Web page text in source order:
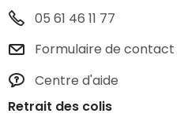
05 61 46 11 77
Formulaire de contact
Centre d'aide
Retrait des colis